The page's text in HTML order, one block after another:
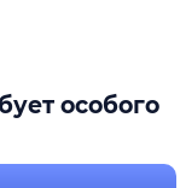
особого